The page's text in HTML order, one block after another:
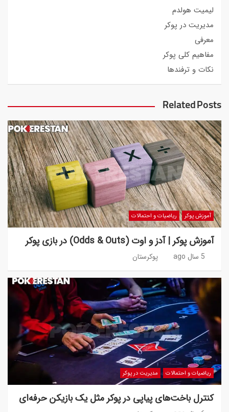
لیمیت هولدم
مدیریت در پوکر
معرفی
مفاهیم کلی پوکر
نکات و ترفندها
Related Posts
آموزش پوکر ریاضیات و احتمالات
آموزش پوکر | آدز و اوت (Odds & Outs) در بازی پوکر
5 سال ago پوکرستان
ریاضیات و احتمالات مدیریت در پوکر
کنترل باخت‌های پیاپی در پوکر مثل یک بازیکن حرفه‌ای